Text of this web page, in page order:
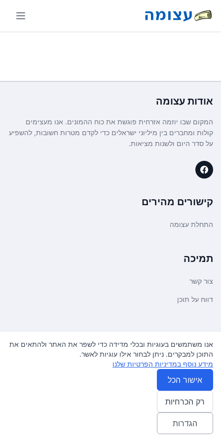
אודות עצומה
המקום שבו יוזמה אזרחית פוגשת את כוח ההמונים. אנו מעצימים
קולות ומחברים בין מיליוני ישראלים כדי לקדם מטרות חשובות, להשפיע
על סדר היום ולשנות מציאות.
קישורים מהירים
התחלת עצומה
תמיכה
צור קשר
דווח על תוכן
משפטי ועדכונים
מדיניות פרטיות
תנאי שימוש
© 2026 עצומה. כל הזכויות שמורות.
אנו משתמשים בעוגיות ובכלי מדידה כדי לשפר את האתר ולהתאים את
התוכן למבקרים. ניתן לבחור אילו עוגיות לאשר.
מידע נוסף במדיניות הפרטיות שלנו
אישור הכל
רק הכרחיות
הגדרות